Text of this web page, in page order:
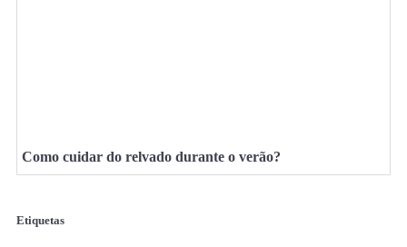
Como cuidar do relvado durante o verão?
Etiquetas